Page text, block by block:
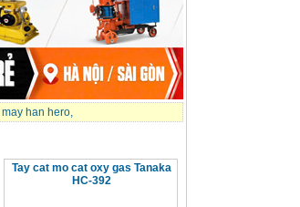
may han hero,
Tay cat mo cat oxy gas Tanaka
HC-392